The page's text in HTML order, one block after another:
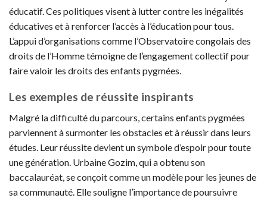
éducatif. Ces politiques visent à lutter contre les inégalités
éducatives et à renforcer l’accès à l’éducation pour tous.
L’appui d’organisations comme l’Observatoire congolais des
droits de l’Homme témoigne de l’engagement collectif pour
faire valoir les droits des enfants pygmées.
Les exemples de réussite inspirants
Malgré la difficulté du parcours, certains enfants pygmées
parviennent à surmonter les obstacles et à réussir dans leurs
études. Leur réussite devient un symbole d’espoir pour toute
une génération. Urbaine Gozim, qui a obtenu son
baccalauréat, se conçoit comme un modèle pour les jeunes de
sa communauté. Elle souligne l’importance de poursuivre